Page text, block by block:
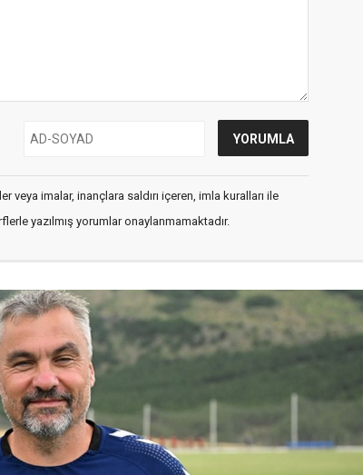
veya imalar, inançlara saldırı içeren, imla kuralları ile
yazılmış yorumlar onaylanmamaktadır.